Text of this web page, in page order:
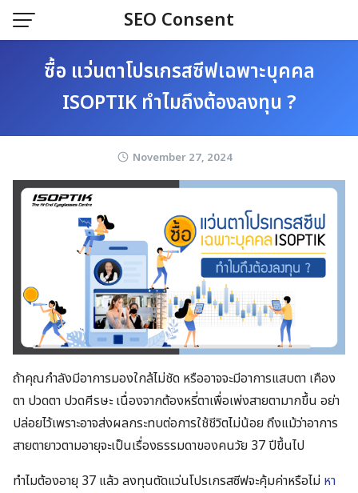
Skip
SEO Consent
ซื้อ แว่นตาโปรเกรสซีฟเฉพาะบุคคล
ISOPTIK ทำไมถึงต้องลงทุน ?
November 27, 2024
ถ้าคุณกำลังมีอาการมองใกล้ไม่ชัด หรืออาจจะมีอาการแสบตา เคือง
ตา ปวดตา ปวดศีรษะ เนื่องจากต้องหรี่ตาเพื่อเพ่งสายตามากขึ้น อย่า
ปล่อยไว้เพราะอาจส่งผลกระทบต่อการใช้ชีวิตไม่น้อย ถึงแม้ว่าอาการ
สายตายาวตามอายุจะเป็นเรื่องธรรมดาของคนวัย 37 ปีขึ้นไป
ทำไมต้องอายุ 37 แล้ว ลงทุนตัดแว่นโปรเกรสซีฟจะคุ้มค่าหรือไม่ หา